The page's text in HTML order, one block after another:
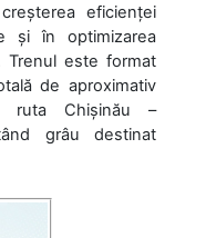
eficienței
și în optimizarea
Trenul este format
de aproximativ
Chișinău –
grâu destinat